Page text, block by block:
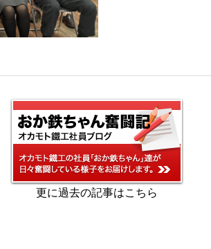
更に過去の記事はこちら